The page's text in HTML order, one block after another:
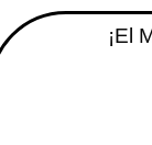
¡El